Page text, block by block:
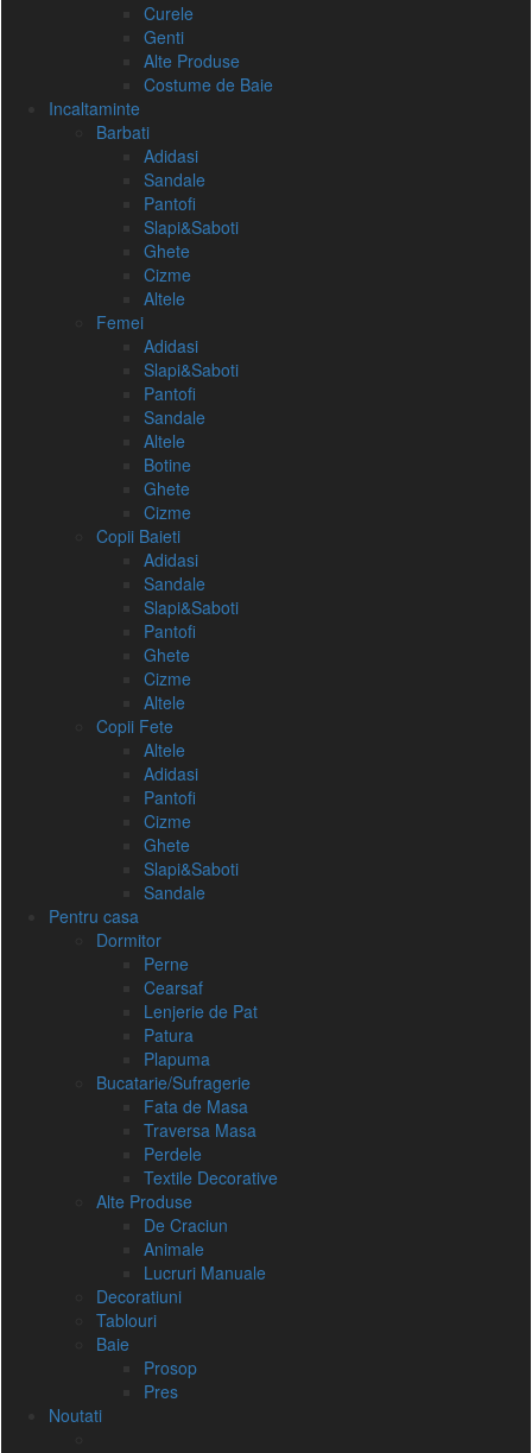
Curele
Genti
Alte Produse
Costume de Baie
Incaltaminte
Barbati
Adidasi
Sandale
Pantofi
Slapi&Saboti
Ghete
Cizme
Altele
Femei
Adidasi
Slapi&Saboti
Pantofi
Sandale
Altele
Botine
Ghete
Cizme
Copii Baieti
Adidasi
Sandale
Slapi&Saboti
Pantofi
Ghete
Cizme
Altele
Copii Fete
Altele
Adidasi
Pantofi
Cizme
Ghete
Slapi&Saboti
Sandale
Pentru casa
Dormitor
Perne
Cearsaf
Lenjerie de Pat
Patura
Plapuma
Bucatarie/Sufragerie
Fata de Masa
Traversa Masa
Perdele
Textile Decorative
Alte Produse
De Craciun
Animale
Lucruri Manuale
Decoratiuni
Tablouri
Baie
Prosop
Pres
Noutati